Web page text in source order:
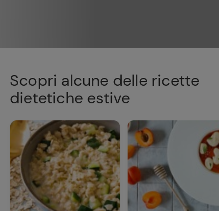
Scopri alcune delle ricette
dietetiche estive